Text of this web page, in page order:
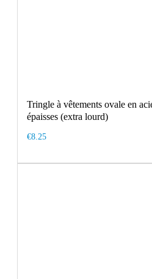
Tringle à vêtements ovale en
épaisses (extra lourd)
€8.25